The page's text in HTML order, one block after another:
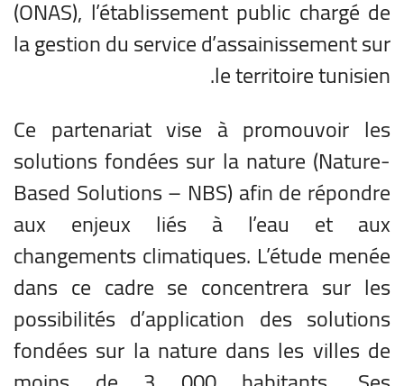
(ONAS), l’établissement public chargé de
la gestion du service d’assainissement sur
le territoire tunisien.
Ce partenariat vise à promouvoir les
solutions fondées sur la nature (Nature-
Based Solutions – NBS) afin de répondre
aux enjeux liés à l’eau et aux
changements climatiques. L’étude menée
dans ce cadre se concentrera sur les
possibilités d’application des solutions
fondées sur la nature dans les villes de